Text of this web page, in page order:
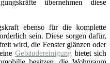
übernehmen diese
ebenso für die komplette
sein. Diese sorgen dafür,
wird, die Fenster glänzen oder
Gebäudereinigung bietet sich